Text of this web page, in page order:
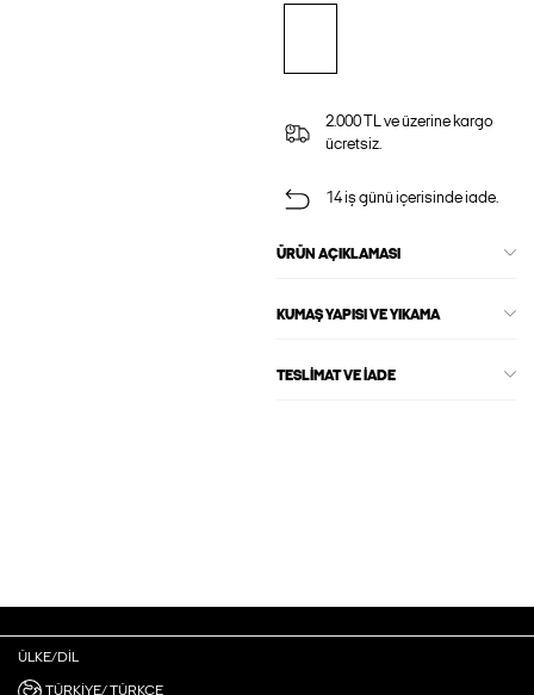
2.000 TL ve üzerine kargo
ücretsiz.
14 iş günü içerisinde iade.
ÜRÜN AÇIKLAMASI
KUMAŞ YAPISI VE YIKAMA
TESLIMAT VE İADE
ÜLKE/DIL
TÜRKIYE/ TÜRKÇE